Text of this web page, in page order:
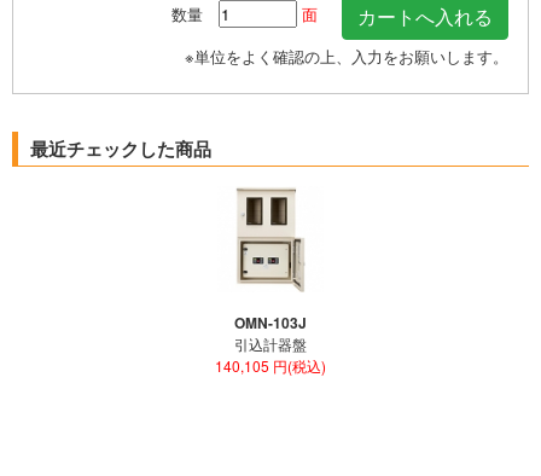
数量
面
※単位をよく確認の上、入力をお願いします。
最近チェックした商品
OMN-103J
引込計器盤
140,105 円(税込)